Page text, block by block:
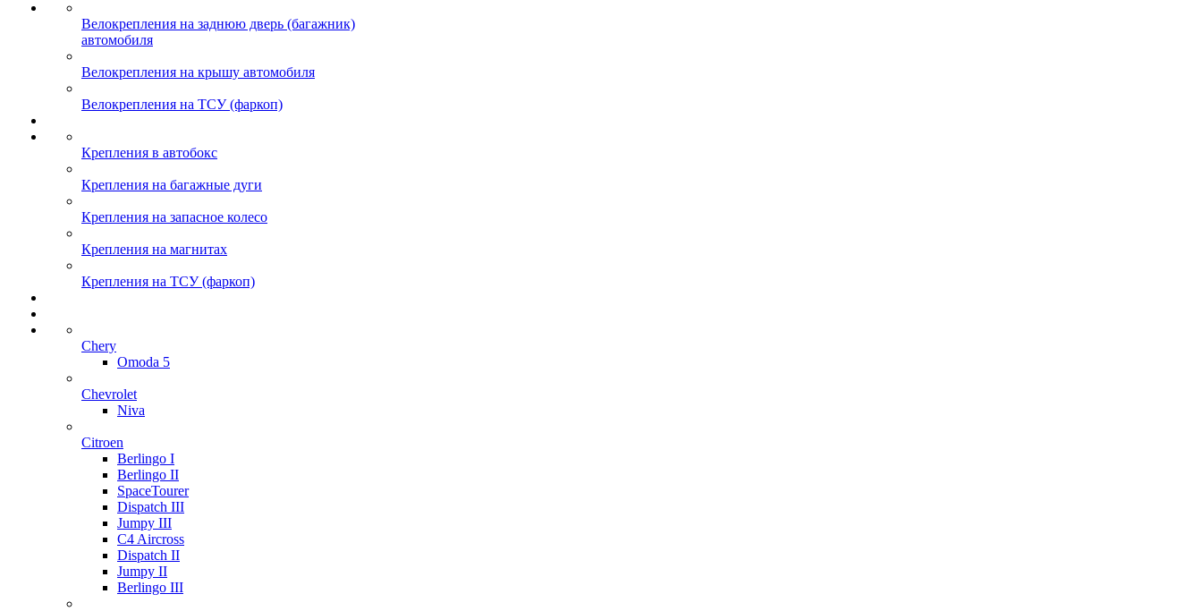
Велокрепления на заднюю дверь (багажник)
автомобиля
Велокрепления на крышу автомобиля
Велокрепления на ТСУ (фаркоп)
Крепления в автобокс
Крепления на багажные дуги
Крепления на запасное колесо
Крепления на магнитах
Крепления на ТСУ (фаркоп)
Chery
Omoda 5
Chevrolet
Niva
Citroen
Berlingo I
Berlingo II
SpaceTourer
Dispatch III
Jumpy III
C4 Aircross
Dispatch II
Jumpy II
Berlingo III